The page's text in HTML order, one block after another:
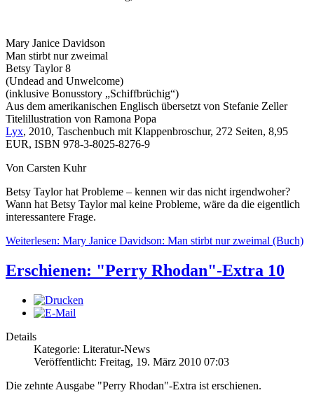
Mary Janice Davidson
Man stirbt nur zweimal
Betsy Taylor 8
(Undead and Unwelcome)
(inklusive Bonusstory „Schiffbrüchig“)
Aus dem amerikanischen Englisch übersetzt von Stefanie Zeller
Titelillustration von Ramona Popa
Lyx, 2010, Taschenbuch mit Klappenbroschur, 272 Seiten, 8,95
EUR, ISBN 978-3-8025-8276-9
Von Carsten Kuhr
Betsy Taylor hat Probleme – kennen wir das nicht irgendwoher?
Wann hat Betsy Taylor mal keine Probleme, wäre da die eigentlich
interessantere Frage.
Weiterlesen: Mary Janice Davidson: Man stirbt nur zweimal (Buch)
Erschienen: "Perry Rhodan"-Extra 10
Details
Kategorie: Literatur-News
Veröffentlicht: Freitag, 19. März 2010 07:03
Die zehnte Ausgabe "Perry Rhodan"-Extra ist erschienen.